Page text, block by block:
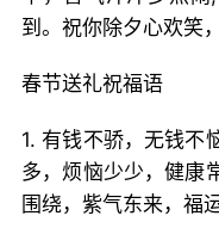
到。祝你除夕心欢笑
春节送礼祝福语
1. 有钱不骄，无钱不
多，烦恼少少，健康
围绕，紫气东来，福